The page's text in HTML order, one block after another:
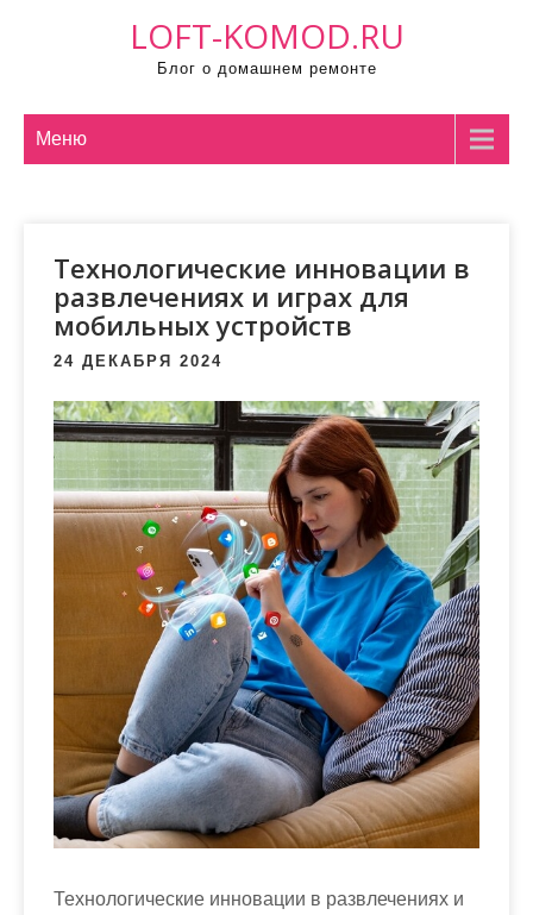
LOFT-KOMOD.RU
Блог о домашнем ремонте
Меню
Технологические инновации в
развлечениях и играх для
мобильных устройств
24 ДЕКАБРЯ 2024
Технологические инновации в развлечениях и